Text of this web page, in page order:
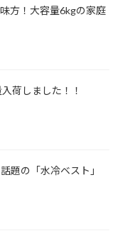
方！大容量6kgの家庭
荷しました！！
題の「水冷ベスト」